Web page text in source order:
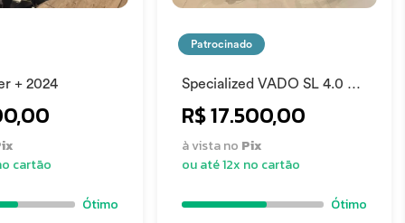
+ 2024
cartão
Ótimo
Patrocinado
Specialized VADO SL 4.0 EQ
R$ 17.500,00
à vista no Pix
ou até 12x no cartão
Ótimo